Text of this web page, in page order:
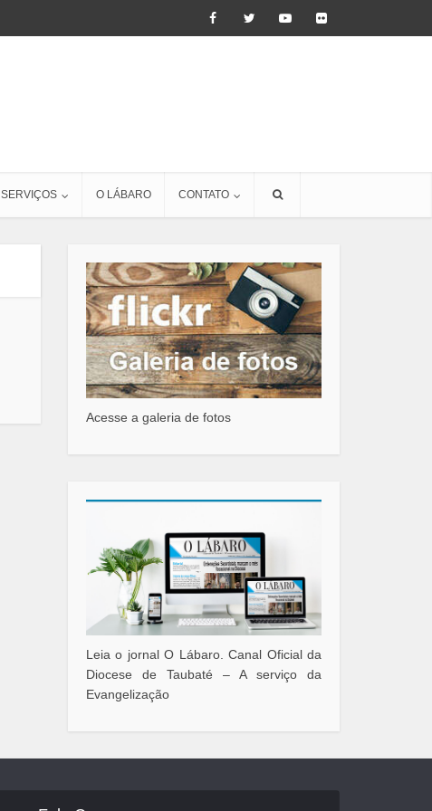
SERVIÇOS O LÁBARO CONTATO
Acesse a galeria de fotos
Leia o jornal O Lábaro. Canal Oficial da
Diocese de Taubaté – A serviço da
Evangelização